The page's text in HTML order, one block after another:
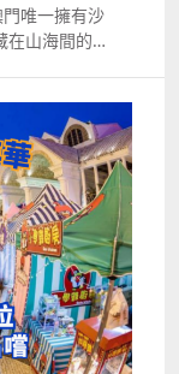
唯一擁有沙
山海間的康
贈；漫步園
岸與鳥鳴啾啾
意的「放鬆任
抱，與海島的
好的距離
僅 10 分鐘車
與山海共生的
證了一場溫柔
修」在此圓
聯手打造
，在夏至與國